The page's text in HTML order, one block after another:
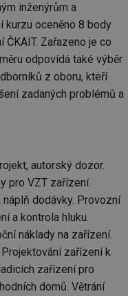
inženýrům a
kurzu oceněno 8 body
Zařazeno je co
odpovídá také výběr
z oboru, kteří
zadaných problémů a
autorský dozor.
pro VZT zařízení.
dodávky. Provozní
a kontrola hluku.
náklady na zařízení.
zařízení k
zařízení pro
domů. Větrání